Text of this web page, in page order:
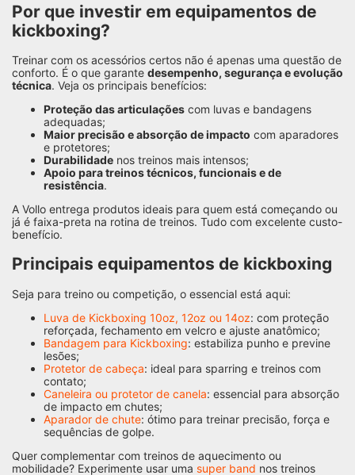
Por que investir em equipamentos de
kickboxing?
Treinar com os acessórios certos não é apenas uma questão de
conforto. É o que garante desempenho, segurança e evolução
técnica. Veja os principais benefícios:
Proteção das articulações com luvas e bandagens
adequadas;
Maior precisão e absorção de impacto com aparadores
e protetores;
Durabilidade nos treinos mais intensos;
Apoio para treinos técnicos, funcionais e de
resistência.
A Vollo entrega produtos ideais para quem está começando ou
já é faixa-preta na rotina de treinos. Tudo com excelente custo-
benefício.
Principais equipamentos de kickboxing
Seja para treino ou competição, o essencial está aqui:
Luva de Kickboxing 10oz, 12oz ou 14oz: com proteção
reforçada, fechamento em velcro e ajuste anatômico;
Bandagem para Kickboxing: estabiliza punho e previne
lesões;
Protetor de cabeça: ideal para sparring e treinos com
contato;
Caneleira ou protetor de canela: essencial para absorção
de impacto em chutes;
Aparador de chute: ótimo para treinar precisão, força e
sequências de golpe.
Quer complementar com treinos de aquecimento ou
mobilidade? Experimente usar uma super band nos treinos